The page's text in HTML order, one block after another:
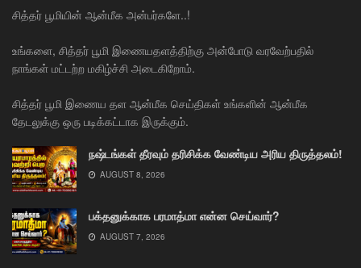
சித்தர் பூமியின் ஆன்மீக அன்பர்களே..!
உங்களை, சித்தர் பூமி இணையதளத்திற்கு அன்போடு வரவேற்பதில்
நாங்கள் மட்டற்ற மகிழ்ச்சி அடைகிறோம்.
சித்தர் பூமி இணைய தள ஆன்மீக செய்திகள் உங்களின் ஆன்மீக
தேடலுக்கு ஒரு படிக்கட்டாக இருக்கும்.
நஷ்டங்கள் தீரவும் தரிசிக்க வேண்டிய அரிய திருத்தலம்!
AUGUST 8, 2026
பக்தனுக்காக பரமாத்மா என்ன செய்வார்?
AUGUST 7, 2026